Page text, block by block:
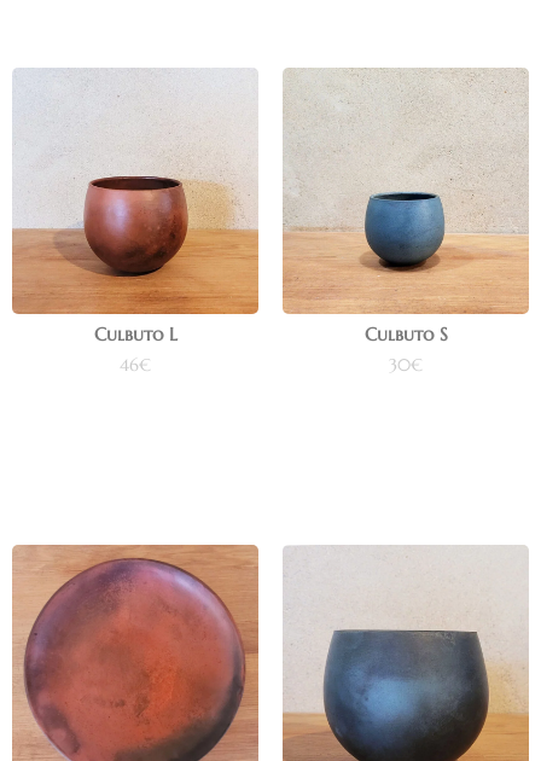
Culbuto L
46€
Culbuto S
30€